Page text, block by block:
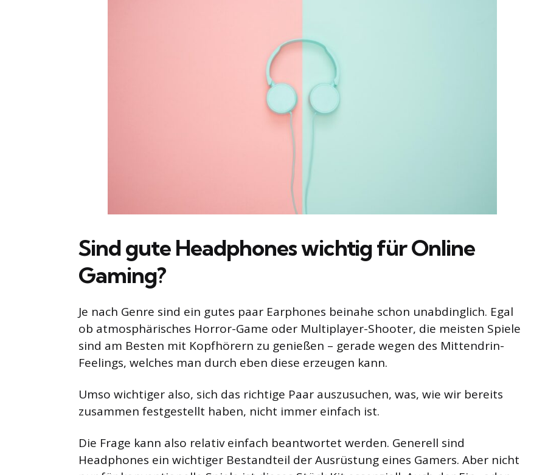
Sind gute Headphones wichtig für Online
Gaming?
Je nach Genre sind ein gutes paar Earphones beinahe schon unabdinglich. Egal
ob atmosphärisches Horror-Game oder Multiplayer-Shooter, die meisten Spiele
sind am Besten mit Kopfhörern zu genießen – gerade wegen des Mittendrin-
Feelings, welches man durch eben diese erzeugen kann.
Umso wichtiger also, sich das richtige Paar auszusuchen, was, wie wir bereits
zusammen festgestellt haben, nicht immer einfach ist.
Die Frage kann also relativ einfach beantwortet werden. Generell sind
Headphones ein wichtiger Bestandteil der Ausrüstung eines Gamers. Aber nicht